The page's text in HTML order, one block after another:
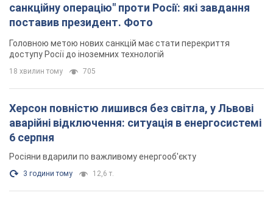
санкційну операцію" проти Росії: які завдання
поставив президент. Фото
Головною метою нових санкцій має стати перекриття
доступу Росії до іноземних технологій
18 хвилин тому 705
Херсон повністю лишився без світла, у Львові
аварійні відключення: ситуація в енергосистемі
6 серпня
Росіяни вдарили по важливому енергооб'єкту
3 години тому 12,6 т.